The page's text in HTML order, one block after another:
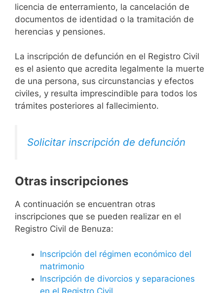
licencia de enterramiento, la cancelación de
documentos de identidad o la tramitación de
herencias y pensiones.
La inscripción de defunción en el Registro Civil
es el asiento que acredita legalmente la muerte
de una persona, sus circunstancias y efectos
civiles, y resulta imprescindible para todos los
trámites posteriores al fallecimiento.
Solicitar inscripción de defunción
Otras inscripciones
A continuación se encuentran otras
inscripciones que se pueden realizar en el
Registro Civil de Benuza:
Inscripción del régimen económico del
matrimonio
Inscripción de divorcios y separaciones
en el Registro Civil